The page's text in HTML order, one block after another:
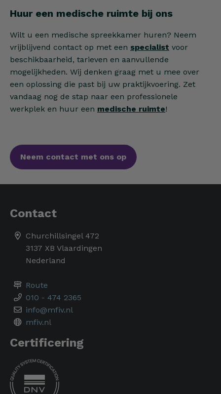
Huur een medische ruimte bij ons
Wilt u een medische spreekkamer huren? Neem
vrijblijvend contact op met een specialist voor
beschikbaarheid, tarieven en aanvullende
mogelijkheden. Wij denken graag met u mee over
een oplossing die past bij uw praktijkvoering. Zet
vandaag nog de stap naar een professionele
werkplek en huur een medische ruimte!
Neem contact met ons op
Contact
Churchillsingel 472
3137 XB Vlaardingen
Nederland
Route
010 - 474 2365
info@mfiv.nl
mfiv.nl
Certificering